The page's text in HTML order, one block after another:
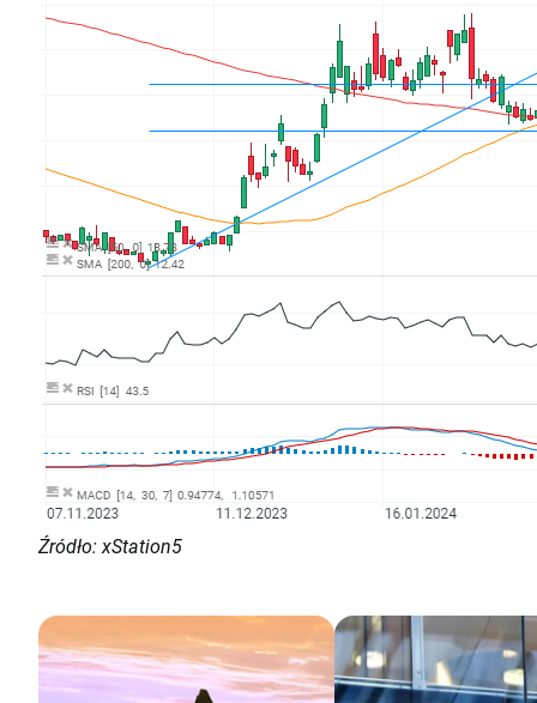
Źródło: xStation5